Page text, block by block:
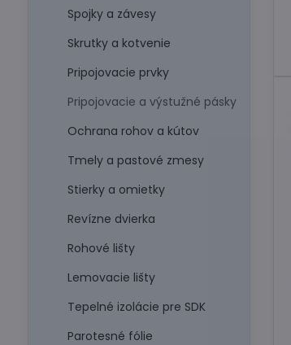
Spojky a závesy
Skrutky a kotvenie
Pripojovacie prvky
Pripojovacie a výstužné pásky
Ochrana rohov a kútov
Tmely a pastové zmesy
Stierky a omietky
Revízne dvierka
Rohové lišty
Lemovacie lišty
Tepelné izolácie pre SDK
Parotesné fólie